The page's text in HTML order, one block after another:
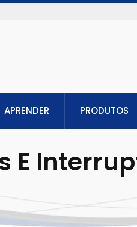
APRENDER PRODUTOS
E
Inc.